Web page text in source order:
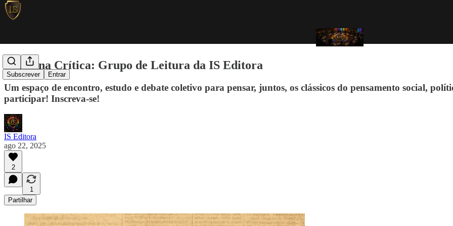
Subscrever Entrar
Máquina Crítica: Grupo de Leitura da IS Editora
Um espaço de encontro, estudo e debate coletivo para pensar, juntos, os clássicos do pensamento social,
participar! Inscreva-se!
IS Editora
ago 22, 2025
2
1
Partilhar